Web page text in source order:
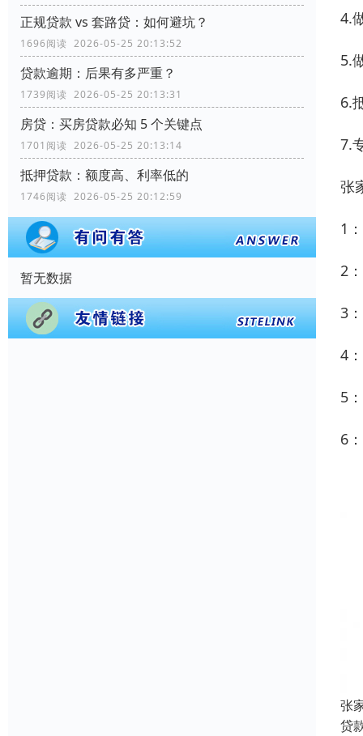
正规贷款 vs 套路贷：如何避坑？
1696阅读 2026-05-25 20:13:52
贷款逾期：后果有多严重？
1739阅读 2026-05-25 20:13:31
房贷：买房贷款必知 5 个关键点
1701阅读 2026-05-25 20:13:14
抵押贷款：额度高、利率低的
1746阅读 2026-05-25 20:12:59
暂无数据
4.
5.
6.
7.
张
1
2
3
4
5
6
张
贷